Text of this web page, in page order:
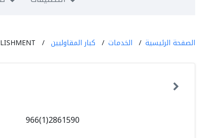
الصفحة الرئيسية الخدمات كبار المقاوليين
966(1)2861590